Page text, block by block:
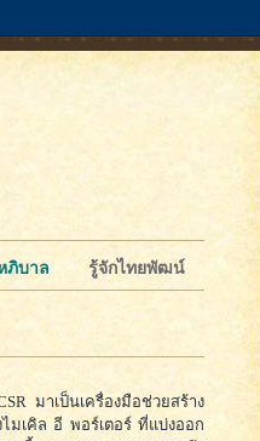
รู้จักไทยพัฒน์
ภิบาล
มาเป็นเครื่องมือช่วยสร้าง
มเคิล อี พอร์เตอร์ ที่แบ่งออก